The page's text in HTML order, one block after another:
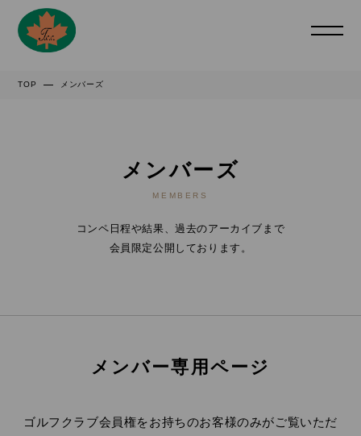
TOP メンバーズ
メンバーズ
MEMBERS
コンペ日程や結果、過去のアーカイブまで
会員限定公開しております。
メンバー専用ページ
ゴルフクラブ会員権をお持ちのお客様のみがご覧いただ